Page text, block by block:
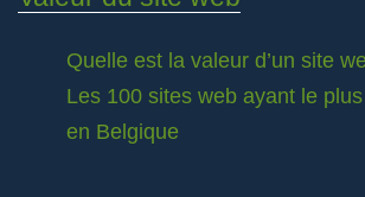
Quelle est la valeur d’un site
Les 100 sites web ayant le
en Belgique